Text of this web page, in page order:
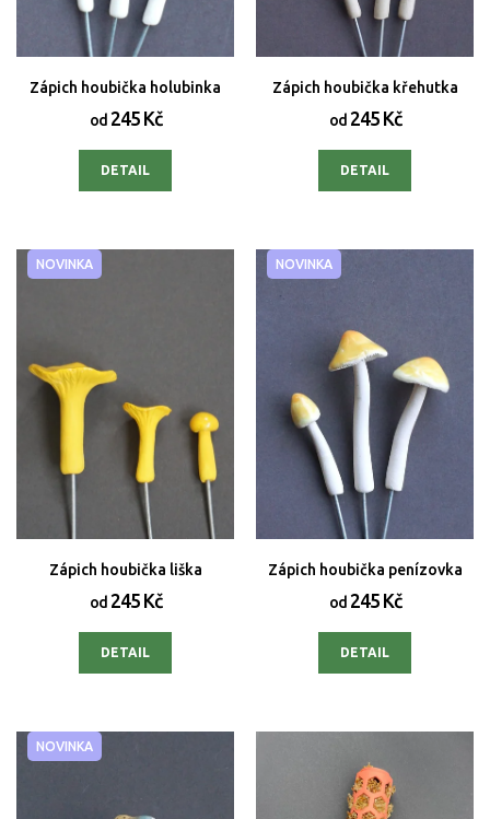
Zápich houbička holubinka
od245 Kč
DETAIL
Zápich houbička křehutka
od245 Kč
DETAIL
NOVINKA
Zápich houbička liška
od245 Kč
DETAIL
NOVINKA
Zápich houbička penízovka
od245 Kč
DETAIL
NOVINKA